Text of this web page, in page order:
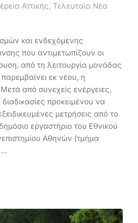
Αττικής, Τελευταία Νέα
και ενδεχόμενης
που αντιμετωπίζουν οι
από τη λειτουργία μονάδας
εκ νέου, η
από συνεχείς ενέργειες,
προκειμένου να
μετρήσεις από το
εργαστήριο του Εθνικού
Αθηνών (τμήμα